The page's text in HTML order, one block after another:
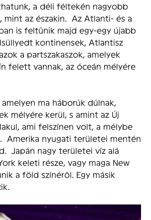
a déli féltekén nagyobb
mint az északin. Az Atlanti- és a
is feltűnik majd egy-egy újabb
kontinensek, Atlantisz
a partszakaszok, amelyek
felett vannak, az óceán mélyére
ma háborúk dúlnak,
mélyére kerül, s amint az Új
ami felszínen volt, a mélybe
Amerika nyugati területei mentén
Japán nagy területei víz alá
keleti része, vagy maga New
a föld színéről. Egy másik